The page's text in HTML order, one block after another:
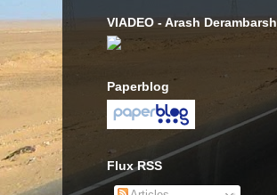
VIADEO - Arash Derambarsh
Paperblog
Flux RSS